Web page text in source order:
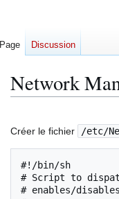
Network
à
la
navigation
à
la
recherche
Créer le fichier /etc/
#!/bin/sh
# Script to
# enables/
Page Discussion